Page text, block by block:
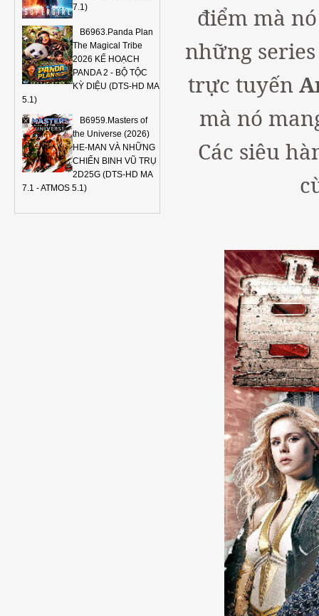
7.1)
B6963.Panda Plan
The Magical Tribe
2026 KẾ HOẠCH
PANDA 2 - BỘ TỘC
KỲ DIỆU (DTS-HD MA
5.1)
B6959.Masters of
the Universe (2026)
HE-MAN VÀ NHỮNG
CHIẾN BINH VŨ TRỤ
2D25G (DTS-HD MA
7.1 - ATMOS 5.1)
điểm mà
những
trực tuyến
mà nó
Các siêu